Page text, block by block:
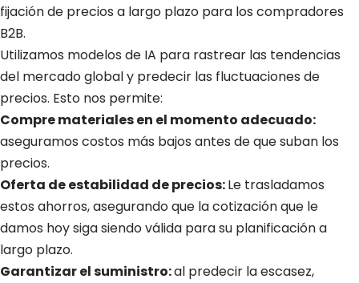
fijación de precios a largo plazo para los compradores
B2B.
Utilizamos modelos de IA para rastrear las tendencias
del mercado global y predecir las fluctuaciones de
precios. Esto nos permite:
Compre materiales en el momento adecuado:
aseguramos costos más bajos antes de que suban los
precios.
Oferta de estabilidad de precios:Le trasladamos
estos ahorros, asegurando que la cotización que le
damos hoy siga siendo válida para su planificación a
largo plazo.
Garantizar el suministro:al predecir la escasez,